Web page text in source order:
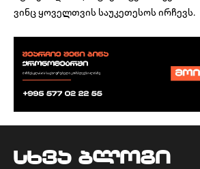
ვინც ყოველთვის საუკეთესოს ირჩევს.
სხვა ბლოგი